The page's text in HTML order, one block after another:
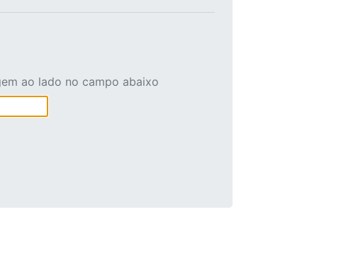
ao lado no campo abaixo